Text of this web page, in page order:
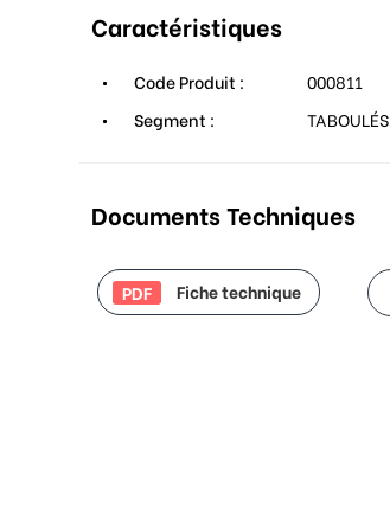
Caractéristiques
Code Produit :
000811
Segment :
TABOULÉS
Documents Techniques
PDF Fiche technique